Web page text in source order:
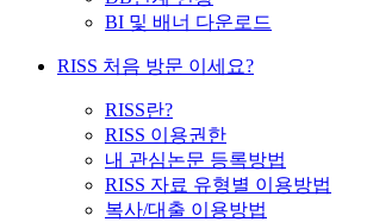
BI 및 배너 다운로드
RISS 처음 방문 이세요?
RISS란?
RISS 이용권한
내 관심논문 등록방법
RISS 자료 유형별 이용방법
복사/대출 이용방법